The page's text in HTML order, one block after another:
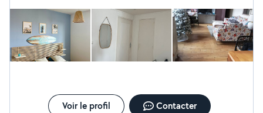
ménage et en demandant aussi son prix .Me répond le
lendemain par un simple " bonjour " puis silence radio ......sans
répondre à mon offre . je la relance Après 48h , sa réponse était
désolée pas vu votre message !????? vous êtes intéressez pour
quand ??? j'ai une fracture du pied, mon annonce était vraiment
Voir le profil Contacter